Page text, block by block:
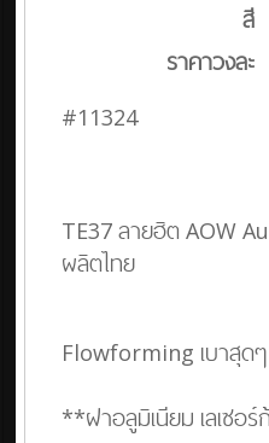
สี
ราคาวงละ
#11324
TE37 ลายฮิต AOW
ผลิตไทย
Flowforming เบาสุด
**ฝาอลูมิเนียม เลเซอ